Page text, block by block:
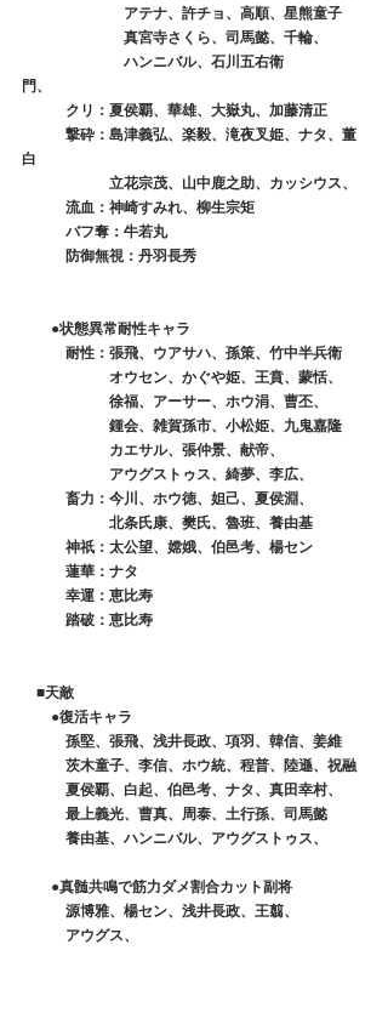
アテナ、許チョ、高順、星熊童子
真宮寺さくら、司馬懿、千輪、
ハンニバル、石川五右衛
門、
クリ：夏侯覇、華雄、大嶽丸、加藤清正
撃砕：島津義弘、楽毅、滝夜叉姫、ナタ、董
白
立花宗茂、山中鹿之助、カッシウス、
流血：神崎すみれ、柳生宗矩
バフ奪：牛若丸
防御無視：丹羽長秀
●状態異常耐性キャラ
耐性：張飛、ウアサハ、孫策、竹中半兵衛
オウセン、かぐや姫、王賁、蒙恬、
徐福、アーサー、ホウ涓、曹丕、
鍾会、雑賀孫市、小松姫、九鬼嘉隆
カエサル、張仲景、献帝、
アウグストゥス、綺夢、李広、
畜力：今川、ホウ徳、妲己、夏侯淵、
北条氏康、樊氏、魯班、養由基
神祇：太公望、嫦娥、伯邑考、楊セン
蓮華：ナタ
幸運：恵比寿
踏破：恵比寿
■天敵
●復活キャラ
孫堅、張飛、浅井長政、項羽、韓信、姜維
茨木童子、李信、ホウ統、程普、陸遜、祝融
夏侯覇、白起、伯邑考、ナタ、真田幸村、
最上義光、曹真、周泰、土行孫、司馬懿
養由基、ハンニバル、アウグストゥス、
●真髄共鳴で筋力ダメ割合カット副将
源博雅、楊セン、浅井長政、王翦、
アウグス、